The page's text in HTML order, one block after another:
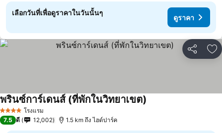
เลือกวันที่เพื่อดูราคาในวันนั้นๆ
ดูราคา
แชร์ เ
4 ดาว โรงแรม
พรินซ์การ์เดนส์ (ที่พักในวิทยาเขต)
7.5 ดี 12,002 1.5 km ถึง ไฮด์ปาร์ค